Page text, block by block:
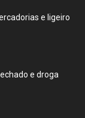
e ligeiro
e droga